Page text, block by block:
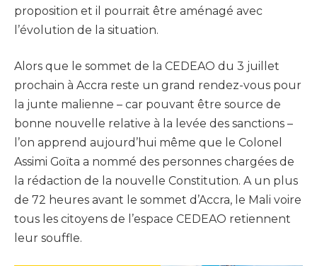
proposition et il pourrait être aménagé avec
l’évolution de la situation.
Alors que le sommet de la CEDEAO du 3 juillet
prochain à Accra reste un grand rendez-vous pour
la junte malienne – car pouvant être source de
bonne nouvelle relative à la levée des sanctions –
l’on apprend aujourd’hui même que le Colonel
Assimi Goïta a nommé des personnes chargées de
la rédaction de la nouvelle Constitution. A un plus
de 72 heures avant le sommet d’Accra, le Mali voire
tous les citoyens de l’espace CEDEAO retiennent
leur souffle.